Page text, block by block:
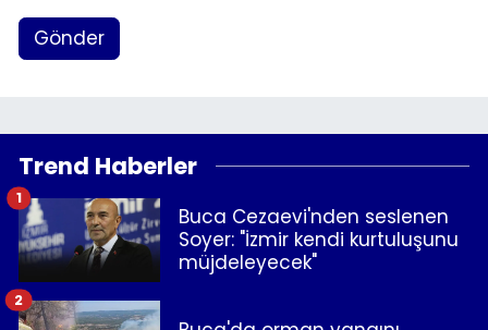
Gönder
Trend Haberler
Buca Cezaevi'nden seslenen
Soyer: "İzmir kendi kurtuluşunu
müjdeleyecek"
1
2